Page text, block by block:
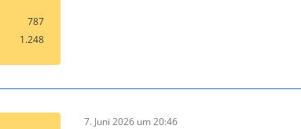
787
1.248
7. Juni 2026 um 20:46